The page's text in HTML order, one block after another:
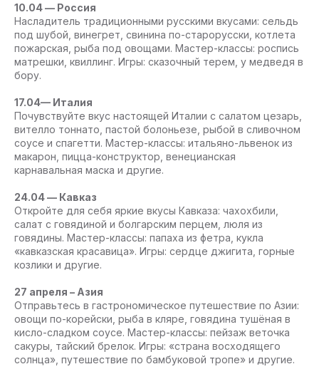
10.04 — Россия
Насладитель традиционными русскими вкусами: сельдь
под шубой, винегрет, свинина по-старорусски, котлета
пожарская, рыба под овощами. Мастер-классы: роспись
матрешки, квиллинг. Игры: сказочный терем, у медведя в
бору.
17.04— Италия
Почувствуйте вкус настоящей Италии с салатом цезарь,
вителло тоннато, пастой болоньезе, рыбой в сливочном
соусе и спагетти. Мастер-классы: итальяно-львенок из
макарон, пицца-конструктор, венецианская
карнавальная маска и другие.
24.04 — Кавказ
Откройте для себя яркие вкусы Кавказа: чахохбили,
салат с говядиной и болгарским перцем, люля из
говядины. Мастер-классы: папаха из фетра, кукла
«кавказская красавица». Игры: сердце джигита, горные
козлики и другие.
27 апреля – Азия
Отправьтесь в гастрономическое путешествие по Азии:
овощи по-корейски, рыба в кляре, говядина тушёная в
кисло-сладком соусе. Мастер-классы: пейзаж веточка
сакуры, тайский брелок. Игры: «страна восходящего
солнца», путешествие по бамбуковой тропе» и другие.